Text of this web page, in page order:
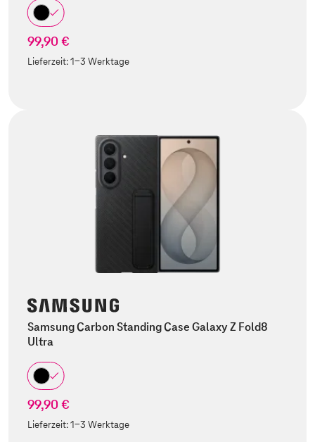
99,90 €
Lieferzeit:1-3 Werktage
Samsung Carbon Standing Case Galaxy Z Fold8
Ultra
99,90 €
Lieferzeit:1-3 Werktage